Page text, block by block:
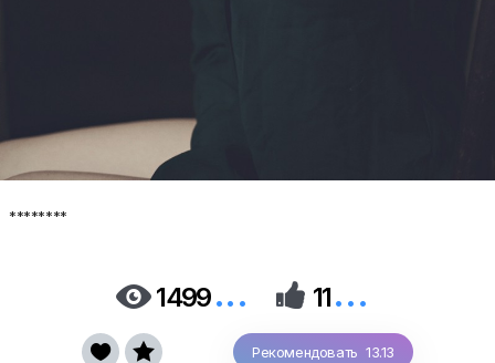
********
1499...  11...
Рекомендовать 13.13
 